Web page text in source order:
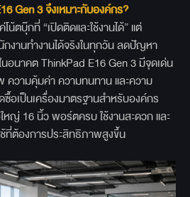
Gen 3จึงเหมาะกับองค์กร?
น้ตบุ๊กที่ “เปิดติดและใช้งานได้” แต่
งานทำงานได้จริงในทุกวัน ลดปัญหา
นอนาคต ThinkPad E16 Gen 3 มีจุดเด่น
ความคุ้มค่า ความทนทาน และความ
อเป็นเครื่องมาตรฐานสำหรับองค์กร
หญ่ 16 นิ้ว พอร์ตครบ ใช้งานสะดวก และ
ที่ต้องการประสิทธิภาพสูงขึ้น